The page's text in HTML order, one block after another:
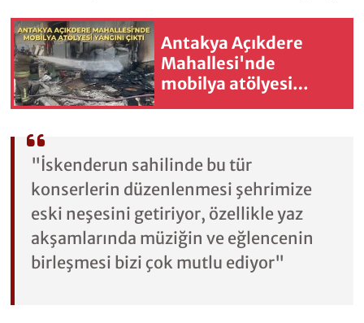
Antakya Açıkdere
Mahallesi'nde
mobilya atölyesi
yangını çıktı
"İskenderun sahilinde bu tür
konserlerin düzenlenmesi şehrimize
eski neşesini getiriyor, özellikle yaz
akşamlarında müziğin ve eğlencenin
birleşmesi bizi çok mutlu ediyor"